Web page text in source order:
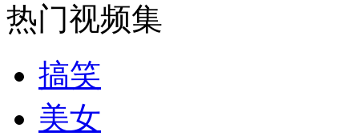
热门视频集
搞笑
美女